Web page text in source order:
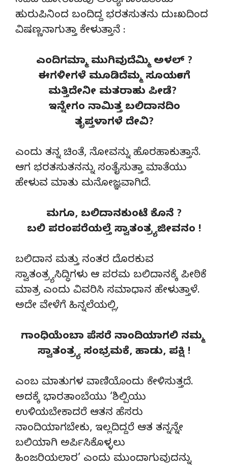
ಹುರುಪಿನಿಂದ ಬಂದಿದ್ದ ಭರತಸುತನು ದುಃಖದಿಂದ
ವಿಷಣ್ಣನಾಗುತ್ತಾ ಕೇಳುತ್ತಾನೆ :
ಎಂದಿಗಮ್ಮಾ ಮುಗಿವುದೆಮ್ಮಿ ಅಳಲ್ ?
ಈಗಳೀಗಳೆ ಮೂಡಿದೆಮ್ಮ ಸೂರ್ಯಂಗೆ
ಮತ್ತಿದೇನೀ ಮತರಾಹು ಪೀಡೆ?
ಇನ್ನೇಗಂ ನಾಮಿತ್ತ ಬಲಿದಾನದಿಂ
ತೃಪ್ತಳಾಗಳೆ ದೇವಿ?
ಎಂದು ತನ್ನ ಚಿಂತೆ, ನೋವನ್ನು ಹೊರಹಾಕುತ್ತಾನೆ.
ಆಗ ಭರತಸುತನನ್ನು ಸಂತೈಸುತ್ತಾ ಮಾತೆಯು
ಹೇಳುವ ಮಾತು ಮನೋಜ್ಞವಾಗಿದೆ.
ಮಗೂ, ಬಲಿದಾನಕುಂಟೆ ಕೊನೆ ?
ಬಲಿ ಪರಂಪರೆಯಲ್ತೆ ಸ್ವಾತಂತ್ರ್ಯಜೀವನಂ !
ಬಲಿದಾನ ಮತ್ತು ನಂತರ ದೊರಕುವ
ಸ್ವಾತಂತ್ರ್ಯಸಿದ್ಧಿಗಳು ಆ ಪರಮ ಬಲಿದಾನಕ್ಕೆ ಪೀಠಿಕೆ
ಮಾತ್ರ ಎಂದು ವಿವರಿಸಿ ಸಮಾಧಾನ ಹೇಳುತ್ತಾಳೆ.
ಅದೇ ವೇಳೆಗೆ ಹಿನ್ನಲೆಯಲ್ಲಿ,
ಗಾಂಧಿಯೆಂಬಾ ಪೆಸರೆ ನಾಂದಿಯಾಗಲಿ ನಮ್ಮ
ಸ್ವಾತಂತ್ರ್ಯ ಸಂಭ್ರಮಕೆ, ಹಾಡು, ಪಕ್ಷಿ !
ಎಂಬ ಮಾತುಗಳ ವಾಣಿಯೊಂದು ಕೇಳಿಸುತ್ತದೆ.
ಅದಕ್ಕೆ ಭಾರತಾಂಬೆಯು ‘ಶಿಲ್ಪಿಯು
ಉಳಿಯಬೇಕಾದರೆ ಆತನ ಹೆಸರು
ನಾಂದಿಯಾಗಬೇಕು, ಇಲ್ಲದಿದ್ದರೆ ಆತ ತನ್ನನ್ನೇ
ಬಲಿಯಾಗಿ ಅರ್ಪಿಸಿಕೊಳ್ಳಲು
ಹಿಂಜರಿಯಲಾರ’ ಎಂದು ಮುಂದಾಗುವುದನ್ನು